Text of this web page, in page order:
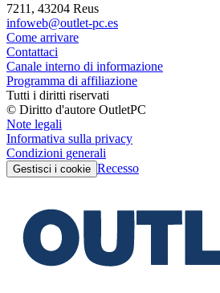
7211, 43204 Reus
infoweb@outlet-pc.es
Come arrivare
Contattaci
Canale interno di informazione
Programma di affiliazione
Tutti i diritti riservati
© Diritto d'autore OutletPC
Note legali
Informativa sulla privacy
Condizioni generali
Gestisci i cookie Recesso